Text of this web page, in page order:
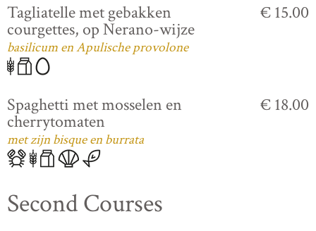
Tagliatelle met gebakken
courgettes, op Nerano-wijze
basilicum en Apulische provolone
€ 15.00
Spaghetti met mosselen en
cherrytomaten
met zijn bisque en burrata
€ 18.00
Second Courses